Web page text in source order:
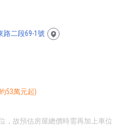
路二段69-1號
53萬元起)
，故預估房屋總價時需再加上車位